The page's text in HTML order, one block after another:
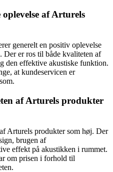
af Arturels
generelt en positiv oplevelse
Der er ros til både kvaliteten af
den effektive akustiske funktion.
at kundeservicen er
af Arturels produkter
Arturels produkter som høj. Der
brugen af
effekt på akustikken i rummet.
om prisen i forhold til